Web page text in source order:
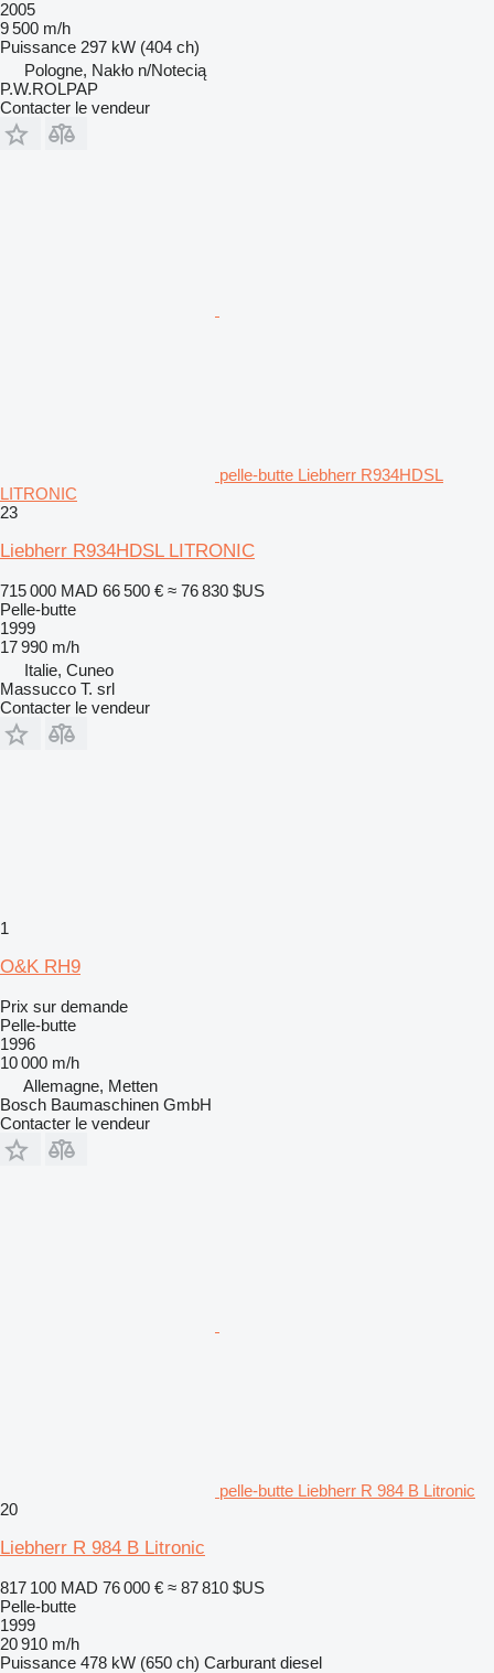
2005
9 500 m/h
Puissance 297 kW (404 ch)
Pologne, Nakło n/Notecią
P.W.ROLPAP
Contacter le vendeur
pelle-butte Liebherr R934HDSL
LITRONIC
23
Liebherr R934HDSL LITRONIC
715 000 MAD 66 500 € ≈ 76 830 $US
Pelle-butte
1999
17 990 m/h
Italie, Cuneo
Massucco T. srl
Contacter le vendeur
1
O&K RH9
Prix sur demande
Pelle-butte
1996
10 000 m/h
Allemagne, Metten
Bosch Baumaschinen GmbH
Contacter le vendeur
pelle-butte Liebherr R 984 B Litronic
20
Liebherr R 984 B Litronic
817 100 MAD 76 000 € ≈ 87 810 $US
Pelle-butte
1999
20 910 m/h
Puissance 478 kW (650 ch) Carburant diesel